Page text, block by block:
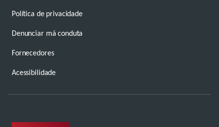
Política de privacidade
Denunciar má conduta
Fornecedores
Acessibilidade